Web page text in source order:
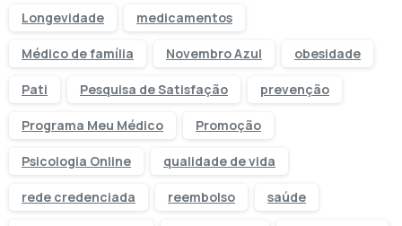
Longevidade medicamentos
Médico de família Novembro Azul obesidade
Pati Pesquisa de Satisfação prevenção
Programa Meu Médico Promoção
Psicologia Online qualidade de vida
rede credenciada reembolso saúde